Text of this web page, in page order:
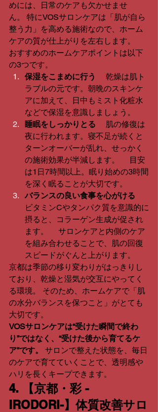
めには、日常のケアも欠かせませ
ん。 特にVOSサロンケアは「肌が自ら
整う力」を高める施術なので、ホーム
ケアの質が仕上がりを左右します。
おすすめのホームケアポイントは以下
の3つです。
保湿をこまめに行う
乾燥は肌ト
ラブルの元です。朝晩のスキンケ
アに加えて、日中もミスト化粧水
などで保湿を意識しましょう。
睡眠をしっかりとる 肌の修復は
夜に行われます。寝不足が続くと
ターンオーバーが乱れ、せっかく
の施術効果が半減します。 　目安
は1日7時間以上。眠り始めの3時間
を深く眠ることが大切です。
バランスの良い食事を心がける
ビタミンCやタンパク質を意識的に
摂ると、コラーゲン生成が促され
ます。 　サロンケアと内側のケア
を組み合わせることで、肌の回復
スピードがぐんと上がります。
京都は季節の移り変わりがはっきりし
ており、乾燥と湿気が交互にやってく
る環境。 そのため、ホームケアで「肌
の水分バランスを保つこと」がとても
大切です。
VOSサロンケアは“受けた瞬間で終わ
り”ではなく、“受けた後から育てるケ
ア”です。
サロンで整えた状態を、毎日
のケアで育てていくことで、透明感や
ハリを長くキープできます。
4. 【京都・彩 -
IRODORI-】体質改善サロ